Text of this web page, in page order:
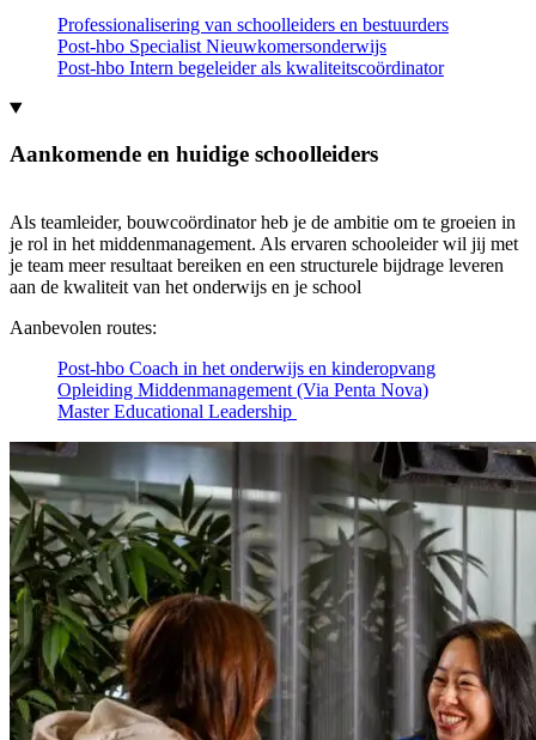
Professionalisering van schoolleiders en bestuurders
Post-hbo Specialist Nieuwkomersonderwijs
Post-hbo Intern begeleider als kwaliteitscoördinator
Aankomende en huidige schoolleiders
Als teamleider, bouwcoördinator heb je de ambitie om te groeien in
je rol in het middenmanagement. Als ervaren schooleider wil jij met
je team meer resultaat bereiken en een structurele bijdrage leveren
aan de kwaliteit van het onderwijs en je school
Aanbevolen routes:
Post-hbo Coach in het onderwijs en kinderopvang
Opleiding Middenmanagement (Via Penta Nova)
Master Educational Leadership